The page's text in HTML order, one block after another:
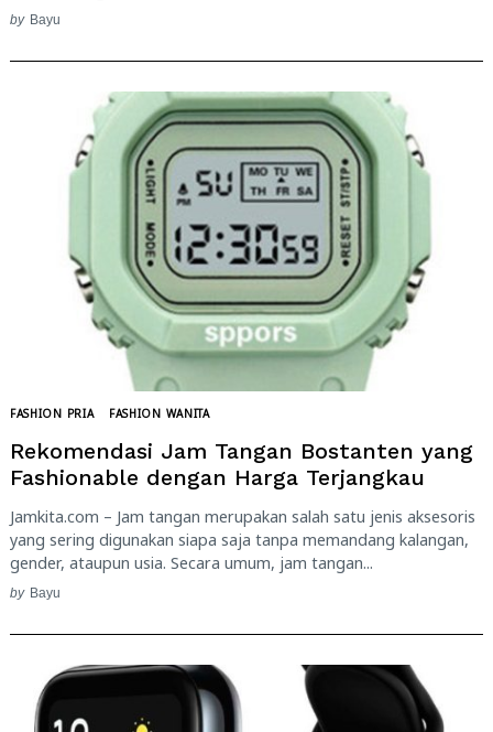
by Bayu
FASHION PRIA FASHION WANITA
Rekomendasi Jam Tangan Bostanten yang
Fashionable dengan Harga Terjangkau
Jamkita.com – Jam tangan merupakan salah satu jenis aksesoris
yang sering digunakan siapa saja tanpa memandang kalangan,
gender, ataupun usia. Secara umum, jam tangan...
by Bayu